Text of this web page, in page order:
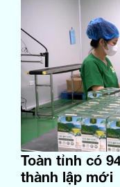
Toàn tỉnh có
thành lập mới